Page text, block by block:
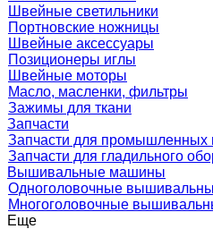
Швейные светильники
Портновские ножницы
Швейные аксессуары
Позиционеры иглы
Швейные моторы
Масло, масленки, фильтры
Зажимы для ткани
Запчасти
Запчасти для
Запчасти для гладильного
Вышивальные машины
Одноголовочные
Многоголовочные
Еще